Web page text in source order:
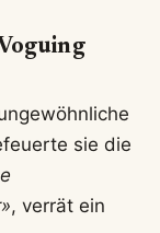
sie die
, verrät ein